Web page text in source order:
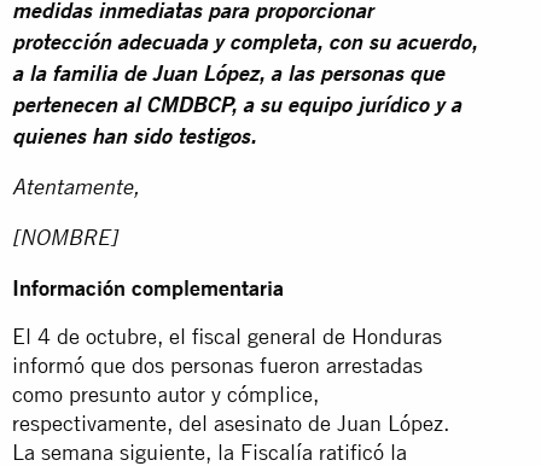
medidas inmediatas para proporcionar
protección adecuada y completa, con su acuerdo,
a la familia de Juan López, a las personas que
pertenecen al CMDBCP, a su equipo jurídico y a
quienes han sido testigos.
Atentamente,
[NOMBRE]
Información complementaria
El 4 de octubre, el fiscal general de Honduras
informó que dos personas fueron arrestadas
como presunto autor y cómplice,
respectivamente, del asesinato de Juan López.
La semana siguiente, la Fiscalía ratificó la